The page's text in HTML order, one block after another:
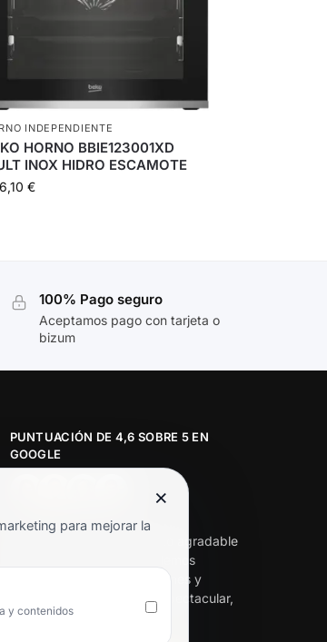
INDEPENDIENTE
HORNO BBIE123001XD
INOX HIDRO ESCAMOTE
€
100% Pago seguro
Aceptamos pago con tarjeta o
bizum
PUNTUACIÓN DE 4,6 SOBRE 5 EN
GOOGLE
★★★★★
«Servicio de calidad y trato agradable
con precios excelentes. Hemos
comprado en varias ocasiones y
siempre dan respuesta. Espectacular,
servicio de 10.»
×
para mejorar la
y contenidos